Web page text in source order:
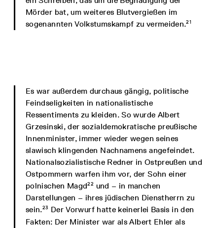
Mörder bat, um weiteres Blutvergießen im
sogenannten Volkstumskampf zu vermeiden.21
Es war außerdem durchaus gängig, politische
Feindseligkeiten in nationalistische
Ressentiments zu kleiden. So wurde Albert
Grzesinski, der sozialdemokratische preußische
Innenminister, immer wieder wegen seines
slawisch klingenden Nachnamens angefeindet.
Nationalsozialistische Redner in Ostpreußen und
Ostpommern warfen ihm vor, der Sohn einer
polnischen Magd22 und – in manchen
Darstellungen – ihres jüdischen Dienstherrn zu
sein.23 Der Vorwurf hatte keinerlei Basis in den
Fakten: Der Minister war als Albert Ehler als